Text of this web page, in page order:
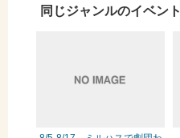
同じジャンルのイベント